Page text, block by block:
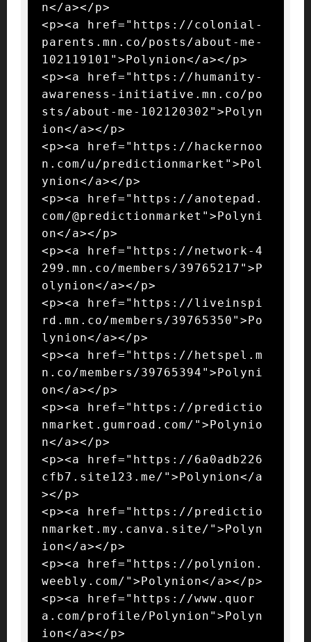
n</a></p>
<p><a href="https://colonial-
parents.mn.co/posts/about-me-
102119101">Polynion</a></p>
<p><a href="https://humanity-
awareness-initiative.mn.co/po
sts/about-me-102120302">Polyn
ion</a></p>
<p><a href="https://hackernoo
n.com/u/predictionmarket">Pol
ynion</a></p>
<p><a href="https://anotepad.
com/@predictionmarket">Polyni
on</a></p>
<p><a href="https://network-4
299.mn.co/members/39765217">P
olynion</a></p>
<p><a href="https://liveinspi
rd.mn.co/members/39765350">Po
lynion</a></p>
<p><a href="https://hetspel.m
n.co/members/39765394">Polyni
on</a></p>
<p><a href="https://predictio
nmarket.gumroad.com/">Polynio
n</a></p>
<p><a href="https://6a0adb226
cfb7.site123.me/">Polynion</a
></p>
<p><a href="https://predictio
nmarket.my.canva.site/">Polyn
ion</a></p>
<p><a href="https://polynion.
weebly.com/">Polynion</a></p>
<p><a href="https://www.quor
a.com/profile/Polynion">Polyn
ion</a></p>